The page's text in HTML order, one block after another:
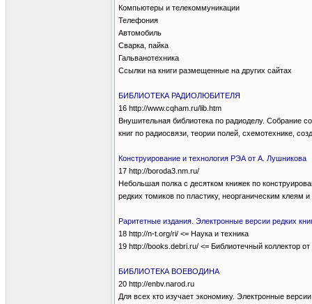
Компьютеры и телекоммуникации
Телефония
Автомобиль
Сварка, пайка
Гальванотехника
Ссылки на книги размещенные на других сайтах
БИБЛИОТЕКА РАДИОЛЮБИТЕЛЯ
16 http://www.cqham.ru/lib.htm
Внушительная библиотека по радиоделу. Собрание
книг по радиосвязи, теории полей, схемотехнике,
Конструирование и технология РЭА от А. Лушникова
17 http://boroda3.nm.ru/
Небольшая полка с десятком книжек по
редких томиков по пластику, неорганическим
Раритетные издания. Электронные версии редких
18 http://n-t.org/ri/ <= Наука и техника
19 http://books.debri.ru/ <= Библиотечный коллектор от
БИБЛИОТЕКА ВОЕВОДИНА
20 http://enbv.narod.ru
Для всех кто изучает экономику. Электронные